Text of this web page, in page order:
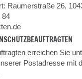
Raumerstraße 26,
84
erreichen Sie
Postadresse mit